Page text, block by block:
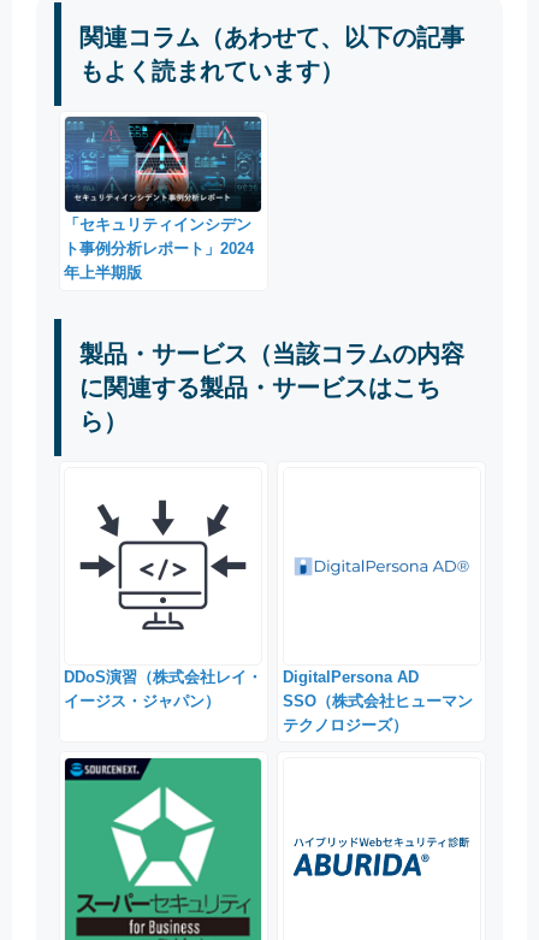
関連コラム（あわせて、以下の記事
もよく読まれています）
「セキュリティインシデン
ト事例分析レポート」2024
年上半期版
製品・サービス（当該コラムの内容
に関連する製品・サービスはこち
ら）
DDoS演習（株式会社レイ・
イージス・ジャパン）
DigitalPersona AD
SSO（株式会社ヒューマン
テクノロジーズ）